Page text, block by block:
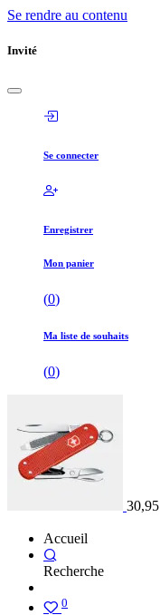
Se rendre au contenu
Invité
Se connecter
Enregistrer
Mon panier
(0)
Ma liste de souhaits
(0)
30,95
Accueil
Recherche
0